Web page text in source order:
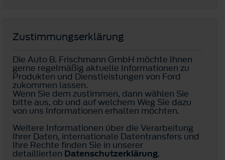
Zustimmungserklärung
Die Auto B. Frischmann GmbH möchte Ihnen
gerne regelmäßig aktuelle Informationen zu
Produkten und Dienstleistungen von Ford
zukommen lassen.
Wenn Sie dem zustimmen, dann wählen Sie
bitte aus, ob und auf welchem Weg Sie dazu
von uns Informationen erhalten möchten.
Weitere Informationen über die Verarbeitung
Ihrer Daten, internationale Datentransfers und
Ihre Rechte finden Sie in unserer
detaillierten Datenschutzerklärung.